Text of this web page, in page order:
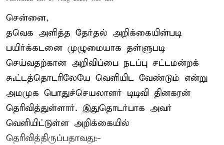
சென்னை,
தவெக அளித்த தேர்தல் அறிக்கையின்படி
பயிர்க்கடனை முழுமையாக தள்ளுபடி
செய்வதற்கான அறிவிப்பை நடப்பு சட்டமன்றக்
கூட்டத்தொடரிலேயே வெளியிட வேண்டும் என்று
அமமுக பொதுச்செயலாளர் டிடிவி தினகரன்
தெரிவித்துள்ளார். இதுதொடர்பாக அவர்
வெளியிட்டுள்ள அறிக்கையில்
தெரிவித்திருப்பதாவது:-